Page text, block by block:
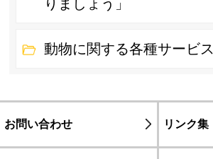
りましょう」
動物に関する各種サービス
お問い合わせ リンク集